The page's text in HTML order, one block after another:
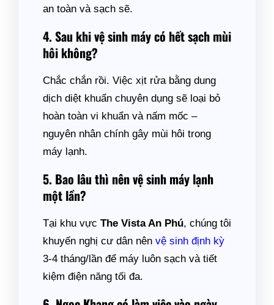
an toàn và sạch sẽ.
4. Sau khi vệ sinh máy có hết sạch mùi
hôi không?
Chắc chắn rồi. Việc xịt rửa bằng dung
dịch diệt khuẩn chuyên dụng sẽ loại bỏ
hoàn toàn vi khuẩn và nấm mốc –
nguyên nhân chính gây mùi hôi trong
máy lạnh.
5. Bao lâu thì nên vệ sinh máy lạnh
một lần?
Tại khu vực The Vista An Phú, chúng tôi
khuyến nghị cư dân nên vệ sinh định kỳ
3-4 tháng/lần để máy luôn sạch và tiết
kiệm điện năng tối đa.